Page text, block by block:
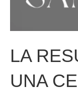
LA
UNA